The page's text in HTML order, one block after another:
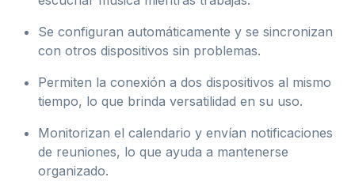
Se configuran automáticamente y se sincronizan
con otros dispositivos sin problemas.
Permiten la conexión a dos dispositivos al mismo
tiempo, lo que brinda versatilidad en su uso.
Monitorizan el calendario y envían notificaciones
de reuniones, lo que ayuda a mantenerse
organizado.